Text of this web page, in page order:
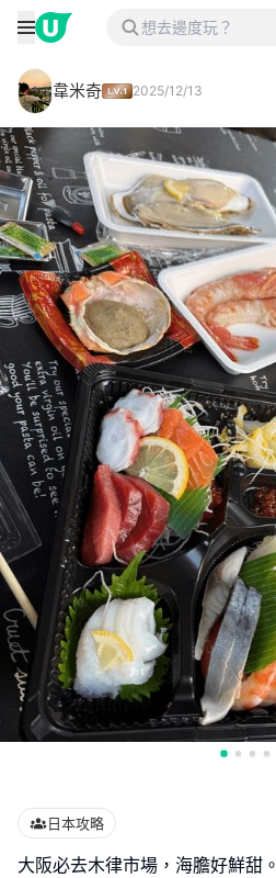
韋米奇 2025/12/13
日本攻略
大阪必去木律市場，海膽好鮮甜。